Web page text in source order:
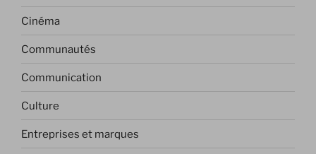
Cinéma
Communautés
Communication
Culture
Entreprises et marques